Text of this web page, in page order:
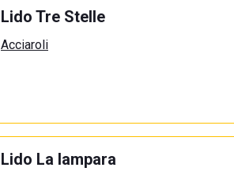
Lido Tre Stelle
Acciaroli
Lido La lampara